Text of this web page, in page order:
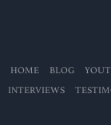
HOME BLOG
INTERVIEWS